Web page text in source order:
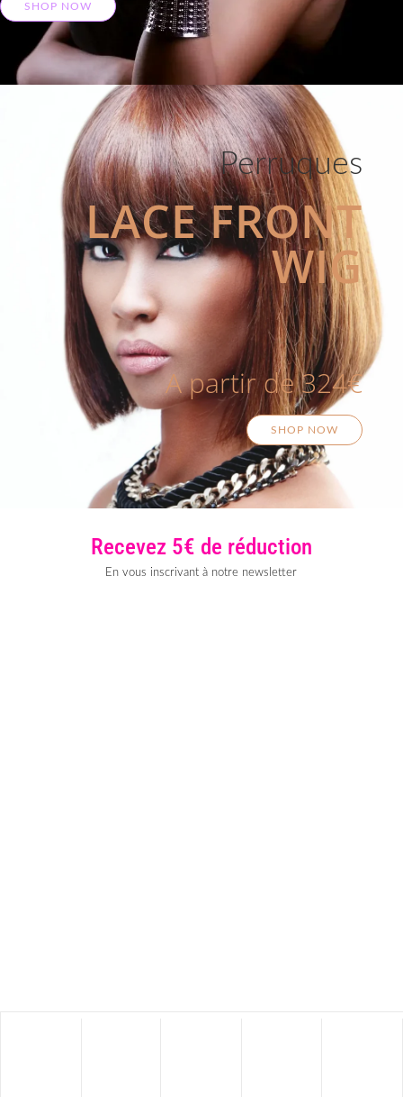
SHOP NOW
Perruques
LACE FRONT
WIG
A partir de 324€
SHOP NOW
Recevez 5€ de réduction
En vous inscrivant à notre newsletter